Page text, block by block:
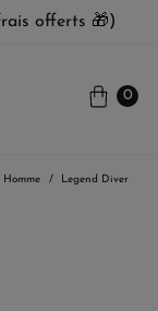
offerts 🎁)
0
Homme Legend Diver